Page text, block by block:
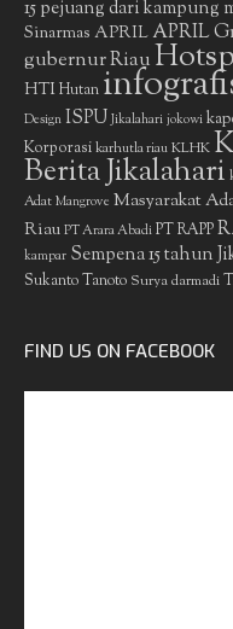
15 pejuang dari
Sinarmas APRIL APRIL
gubernur Riau
HTIHutan
Design ISPU Jikalahari jokowi
Korporasikarhutla riauKLHK
Berita Jikalahari
Adat Mangrove Masyarakat
Riau PT Arara Abadi PT RAPP
kampar Sempena 15 tahun
Sukanto Tanoto Surya darmadi
FIND US ON FACEBOOK